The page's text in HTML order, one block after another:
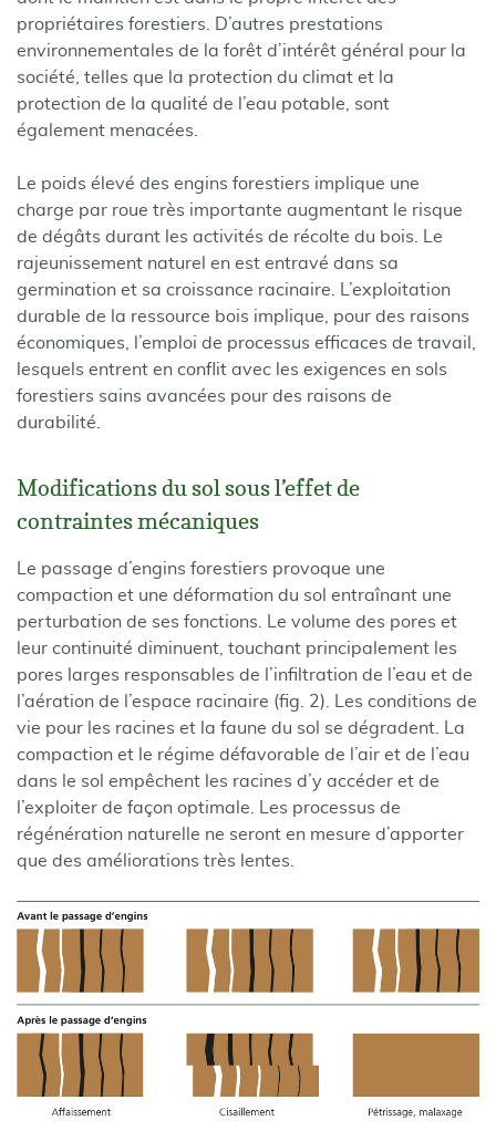
propriétaires forestiers. D’autres prestations
environnementales de la forêt d’intérêt général pour la
société, telles que la protection du climat et la
protection de la qualité de l’eau potable, sont
également menacées.
Le poids élevé des engins forestiers implique une
charge par roue très importante augmentant le risque
de dégâts durant les activités de récolte du bois. Le
rajeunissement naturel en est entravé dans sa
germination et sa croissance racinaire. L’exploitation
durable de la ressource bois implique, pour des raisons
économiques, l’emploi de processus efficaces de travail,
lesquels entrent en conflit avec les exigences en sols
forestiers sains avancées pour des raisons de
durabilité.
Modifications du sol sous l’effet de
contraintes mécaniques
Le passage d’engins forestiers provoque une
compaction et une déformation du sol entraînant une
perturbation de ses fonctions. Le volume des pores et
leur continuité diminuent, touchant principalement les
pores larges responsables de l’infiltration de l’eau et de
l’aération de l’espace racinaire (fig. 2). Les conditions de
vie pour les racines et la faune du sol se dégradent. La
compaction et le régime défavorable de l’air et de l’eau
dans le sol empêchent les racines d’y accéder et de
l’exploiter de façon optimale. Les processus de
régénération naturelle ne seront en mesure d’apporter
que des améliorations très lentes.